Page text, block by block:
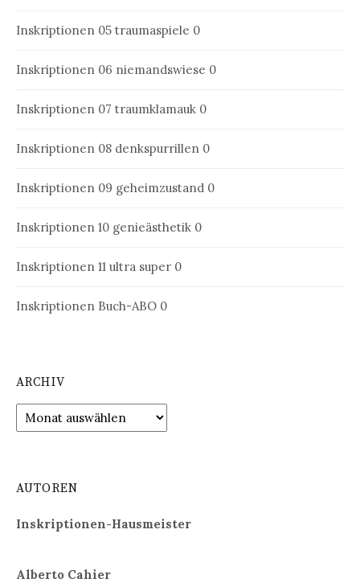
Inskriptionen 05 traumaspiele 0
Inskriptionen 06 niemandswiese 0
Inskriptionen 07 traumklamauk 0
Inskriptionen 08 denkspurrillen 0
Inskriptionen 09 geheimzustand 0
Inskriptionen 10 genieästhetik 0
Inskriptionen 11 ultra super 0
Inskriptionen Buch-ABO 0
ARCHIV
Archiv
AUTOREN
Inskriptionen-Hausmeister
Alberto Cahier